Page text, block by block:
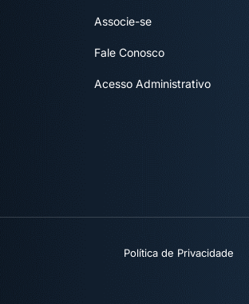
Associe-se
Fale Conosco
Acesso Administrativo
Política de Privacidade